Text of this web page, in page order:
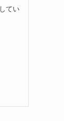
てい